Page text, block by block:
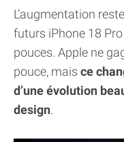
L’augmentation
futurs iPhone 18
pouces. Apple ne
pouce, mais ce
d’une évolution
design.